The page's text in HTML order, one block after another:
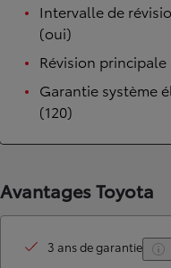
Intervalle de
(oui)
Révision principale
Garantie système
(120)
Avantages Toyota
3 ans de garantie